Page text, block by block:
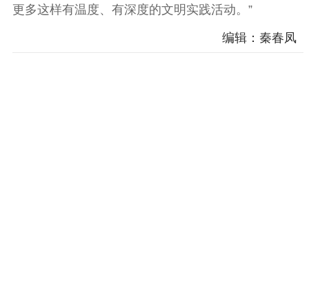
文化产业
数字出版
新闻发布工作备
案管理系统
更多这样有温度、有深度的文明实践活动。”
编辑：秦春凤